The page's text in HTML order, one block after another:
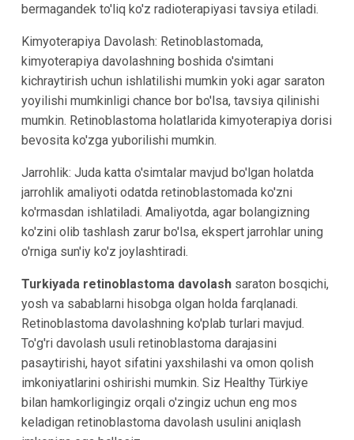
bermagandek to'liq ko'z radioterapiyasi tavsiya etiladi.
Kimyoterapiya Davolash: Retinoblastomada,
kimyoterapiya davolashning boshida o'simtani
kichraytirish uchun ishlatilishi mumkin yoki agar saraton
yoyilishi mumkinligi chance bor bo'lsa, tavsiya qilinishi
mumkin. Retinoblastoma holatlarida kimyoterapiya dorisi
bevosita ko'zga yuborilishi mumkin.
Jarrohlik: Juda katta o'simtalar mavjud bo'lgan holatda
jarrohlik amaliyoti odatda retinoblastomada ko'zni
ko'rmasdan ishlatiladi. Amaliyotda, agar bolangizning
ko'zini olib tashlash zarur bo'lsa, ekspert jarrohlar uning
o'rniga sun'iy ko'z joylashtiradi.
Turkiyada retinoblastoma davolashsaraton bosqichi,
yosh va sabablarni hisobga olgan holda farqlanadi.
Retinoblastoma davolashning ko'plab turlari mavjud.
To'g'ri davolash usuli retinoblastoma darajasini
pasaytirishi, hayot sifatini yaxshilashi va omon qolish
imkoniyatlarini oshirishi mumkin. Siz Healthy Türkiye
bilan hamkorligingiz orqali o'zingiz uchun eng mos
keladigan retinoblastoma davolash usulini aniqlash